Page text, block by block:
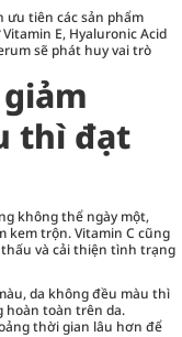
ưu tiên các sản phẩm
E, Hyaluronic Acid
sẽ phát huy vai trò
thì đạt
không thể ngày một,
kem trộn. Vitamin C cũng
và cải thiện tình trạng
da không đều màu thì
hoàn toàn trên da.
thời gian lâu hơn để